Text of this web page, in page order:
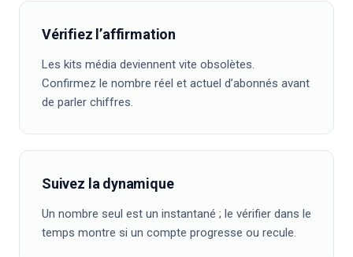
Vérifiez l’affirmation
Les kits média deviennent vite obsolètes.
Confirmez le nombre réel et actuel d’abonnés avant
de parler chiffres.
Suivez la dynamique
Un nombre seul est un instantané ; le vérifier dans le
temps montre si un compte progresse ou recule.